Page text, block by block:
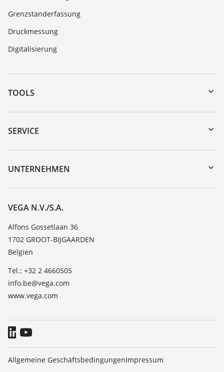
Grenzstanderfassung
Druckmessung
Digitalisierung
TOOLS
Download-Center
Gerätesuche (Seriennummer)
DTM Collection/PACTware
SERVICE
Geräterücksendung
Trainings
TeamViewer
UNTERNEHMEN
Über VEGA
Kontakt
News
Presse
Blog
VEGA N.V./S.A.
Alfons Gossetlaan 36
1702 GROOT-BIJGAARDEN
Belgien
Tel.: +32 2 4660505
info.be@vega.com
www.vega.com
Allgemeine GeschäftsbedingungenImpressum